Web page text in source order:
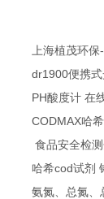
上海植茂环保-
dr1900便携
PH酸度计 在
CODMAX哈
食品安全检
哈希cod试剂
氨氮、总氮、